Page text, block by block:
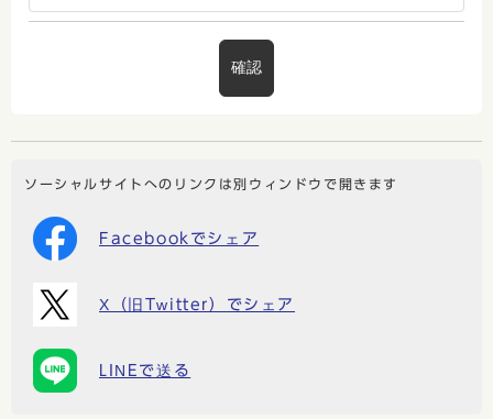
確認
ソーシャルサイトへのリンクは別ウィンドウで開きます
Facebookでシェア
X（旧Twitter）でシェア
LINEで送る